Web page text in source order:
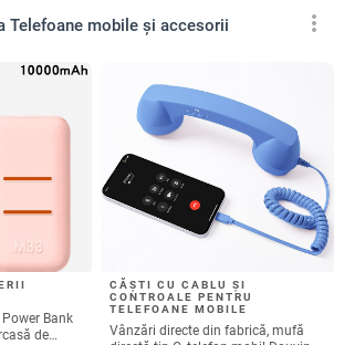
mat
Telefoane mobile și accesorii
Bank
de
CĂȘTI CU CABLU ȘI
CONTROALE PENTRU
TELEFOANE MOBILE
Vânzări directe din fabrică, mufă
more_vert